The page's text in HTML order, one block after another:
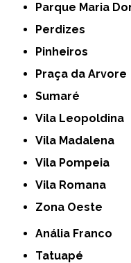
Parque Maria
Perdizes
Pinheiros
Praça da Arvore
Sumaré
Vila Leopoldina
Vila Madalena
Vila Pompeia
Vila Romana
Zona Oeste
Anália Franco
Tatuapé